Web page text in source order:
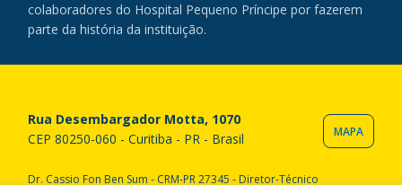
colaboradores do Hospital Pequeno Príncipe por fazerem
parte da história da instituição.
Rua Desembargador Motta, 1070
CEP 80250-060 - Curitiba - PR - Brasil
MAPA
Dr. Cassio Fon Ben Sum - CRM-PR 27345 - Diretor-Técnico